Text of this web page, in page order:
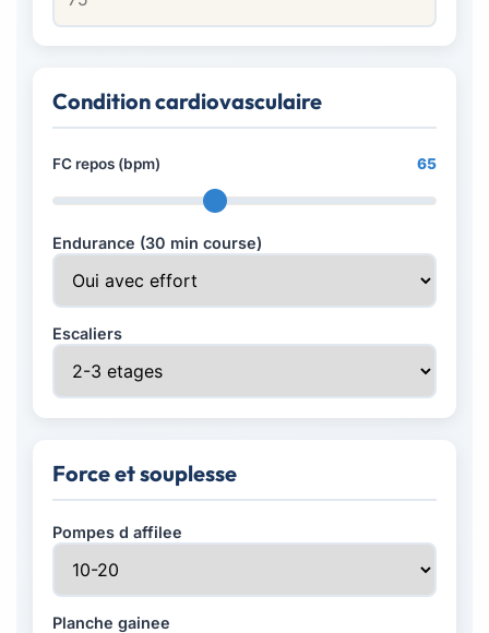
Condition cardiovasculaire
FC repos (bpm) 65
Endurance (30 min course)
Escaliers
Force et souplesse
Pompes d affilee
Planche gainee